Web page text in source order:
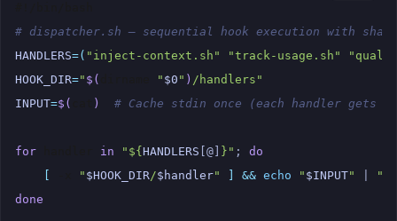
# dispatcher.sh — sequential hook execution with
HANDLERS=( "inject-context.sh" "track-usage.sh"
HOOK_DIR=" $( " $0 " ) /handlers"
INPUT=$( ) # Cache stdin once (each handler gets
for in " ${ HANDLERS [@] } " ;
do
" $HOOK_DIR /$handler" && echo " $INPUT" "
done